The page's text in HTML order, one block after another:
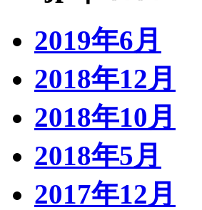
2019年6月
2018年12月
2018年10月
2018年5月
2017年12月